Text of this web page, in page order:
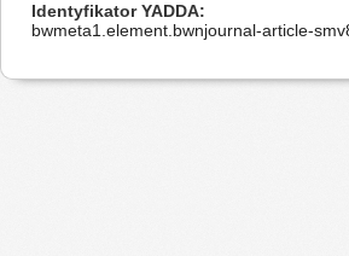
Identyfikator YADDA
bwmeta1.element.bwnjournal-article-